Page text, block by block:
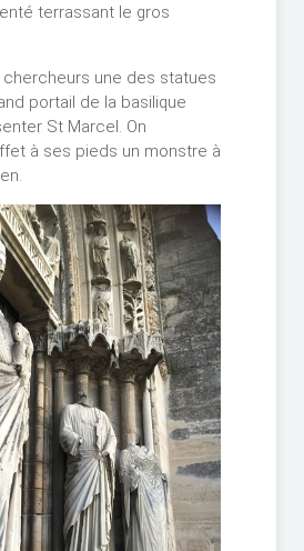
terrassant le gros
une des statues
portail de la basilique
St Marcel. On
à ses pieds un monstre à